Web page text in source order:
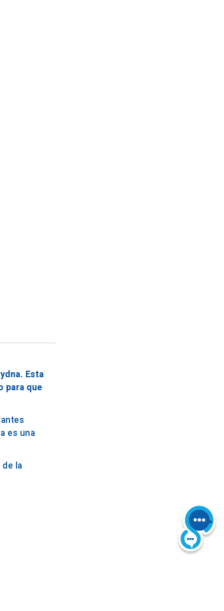
Esta
para que
es una
la